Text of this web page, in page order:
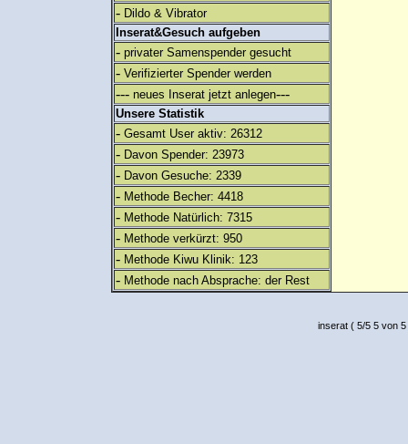
- Dildo & Vibrator
Inserat&Gesuch aufgeben
- privater Samenspender gesucht
- Verifizierter Spender werden
--- neues Inserat jetzt anlegen---
Unsere Statistik
- Gesamt User aktiv: 26312
- Davon Spender: 23973
- Davon Gesuche: 2339
- Methode Becher: 4418
- Methode Natürlich: 7315
- Methode verkürzt: 950
- Methode Kiwu Klinik: 123
- Methode nach Absprache: der Rest
inserat( 5/5 5 von 5